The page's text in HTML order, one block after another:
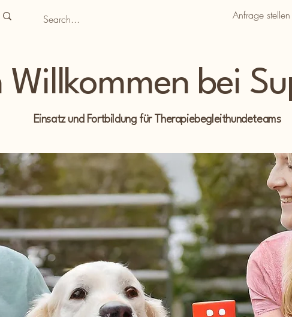
Anfrage stellen
Willkommen bei
Einsatz und Fortbildung für Therapiebegleithundeteams